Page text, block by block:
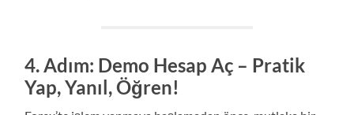
4. Adım: Demo Hesap Aç – Pratik
Yap, Yanıl, Öğren!